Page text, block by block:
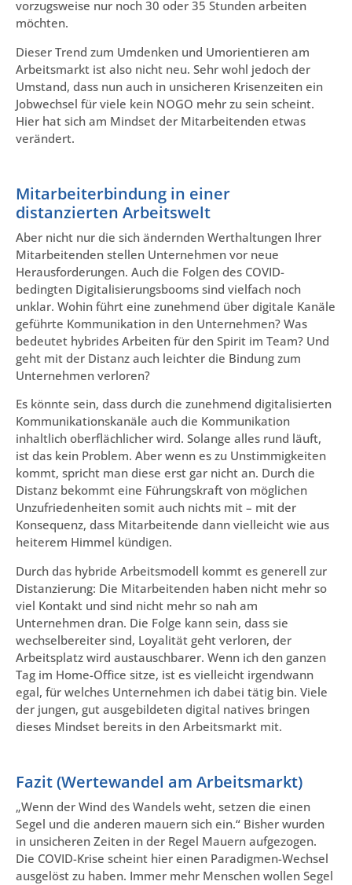
vorzugsweise nur noch 30 oder 35 Stunden arbeiten
möchten.
Dieser Trend zum Umdenken und Umorientieren am
Arbeitsmarkt ist also nicht neu. Sehr wohl jedoch der
Umstand, dass nun auch in unsicheren Krisenzeiten ein
Jobwechsel für viele kein NOGO mehr zu sein scheint.
Hier hat sich am Mindset der Mitarbeitenden etwas
verändert.
Mitarbeiterbindung in einer
distanzierten Arbeitswelt
Aber nicht nur die sich ändernden Werthaltungen Ihrer
Mitarbeitenden stellen Unternehmen vor neue
Herausforderungen. Auch die Folgen des COVID-
bedingten Digitalisierungsbooms sind vielfach noch
unklar. Wohin führt eine zunehmend über digitale Kanäle
geführte Kommunikation in den Unternehmen? Was
bedeutet hybrides Arbeiten für den Spirit im Team? Und
geht mit der Distanz auch leichter die Bindung zum
Unternehmen verloren?
Es könnte sein, dass durch die zunehmend digitalisierten
Kommunikationskanäle auch die Kommunikation
inhaltlich oberflächlicher wird. Solange alles rund läuft,
ist das kein Problem. Aber wenn es zu Unstimmigkeiten
kommt, spricht man diese erst gar nicht an. Durch die
Distanz bekommt eine Führungskraft von möglichen
Unzufriedenheiten somit auch nichts mit – mit der
Konsequenz, dass Mitarbeitende dann vielleicht wie aus
heiterem Himmel kündigen.
Durch das hybride Arbeitsmodell kommt es generell zur
Distanzierung: Die Mitarbeitenden haben nicht mehr so
viel Kontakt und sind nicht mehr so nah am
Unternehmen dran. Die Folge kann sein, dass sie
wechselbereiter sind, Loyalität geht verloren, der
Arbeitsplatz wird austauschbarer. Wenn ich den ganzen
Tag im Home-Office sitze, ist es vielleicht irgendwann
egal, für welches Unternehmen ich dabei tätig bin. Viele
der jungen, gut ausgebildeten digital natives bringen
dieses Mindset bereits in den Arbeitsmarkt mit.
Fazit (Wertewandel am Arbeitsmarkt)
„Wenn der Wind des Wandels weht, setzen die einen
Segel und die anderen mauern sich ein.“ Bisher wurden
in unsicheren Zeiten in der Regel Mauern aufgezogen.
Die COVID-Krise scheint hier einen Paradigmen-Wechsel
ausgelöst zu haben. Immer mehr Menschen wollen Segel